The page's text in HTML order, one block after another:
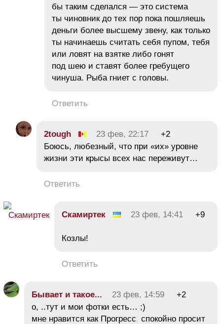
бы таким сделался — это система
ты чиновник до тех пор пока пошляешь
деньги более высшему звену, как только
ты начинаешь считать себя пупом, тебя
или ловят на взятке либо гонят
под шею и ставят более гребущего
чинуша. Рыба гниет с головы.
Ответить
2tough 23 фев, 22:17
+2
Боюсь, любезный, что при «их» уровне
жизни эти крысы всех нас переживут…
Ответить
Скамиртек 23 фев, 14:41 +9
Козлы!
Ответить
Бывает и такое... 23 фев, 14:59
+2
о, ..тут и мои фотки есть… ;)
мне нравится как Прогресс спокойно просит